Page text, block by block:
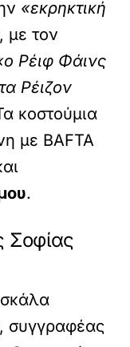
«εκρηκτική
με τον
Ρέιφ Φάινς
Ρέιζον
κοστούμια
με BAFTA
.
Σοφίας
συγγραφέας